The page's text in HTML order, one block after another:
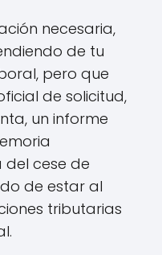
necesaria,
de tu
pero que
de solicitud,
un informe
cese de
de estar al
tributarias